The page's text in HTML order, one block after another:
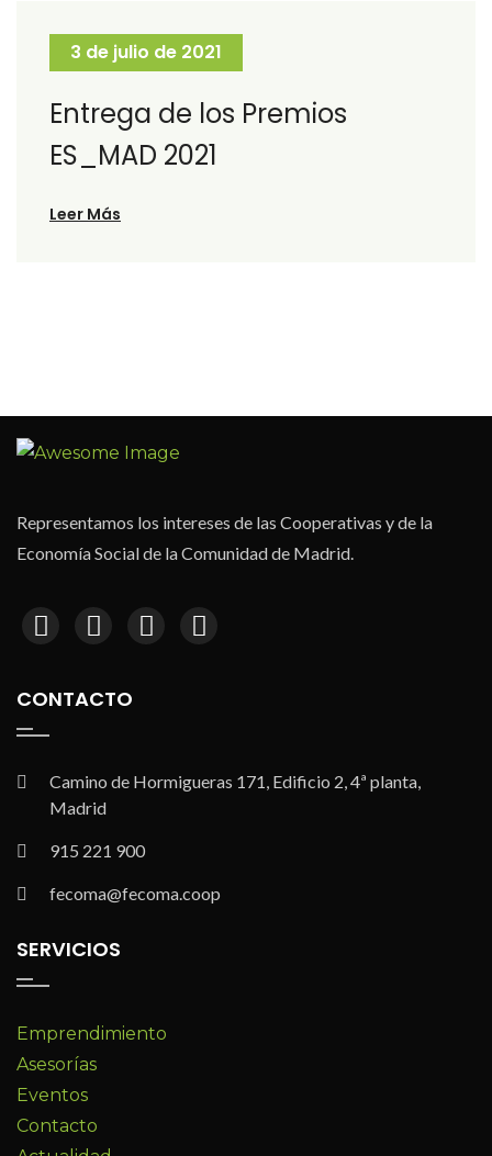
3 de julio de 2021
Entrega de los Premios
ES_MAD 2021
Leer Más
Representamos los intereses de las Cooperativas y de la
Economía Social de la Comunidad de Madrid.
CONTACTO
Camino de Hormigueras 171, Edificio 2, 4ª planta,
Madrid
915 221 900
fecoma@fecoma.coop
SERVICIOS
Emprendimiento
Asesorías
Eventos
Contacto